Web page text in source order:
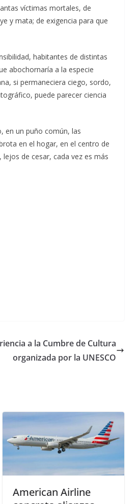
víctimas mortales, de
y mata; de exigencia para que
habitantes de distintas
abochornaría a la especie
si permaneciera ciego, sordo,
puede parecer ciencia
en un puño común, las
en el hogar, en el centro de
de cesar, cada vez es más
a la Cumbre de Cultura
organizada por la UNESCO
American Airline